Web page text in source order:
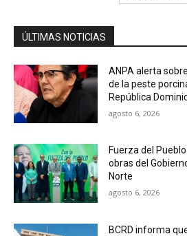
ÚLTIMAS NOTICIAS
ANPA alerta
de la peste
República
agosto 6, 2026
Fuerza del
obras del
Norte
agosto 6, 2026
BCRD informa